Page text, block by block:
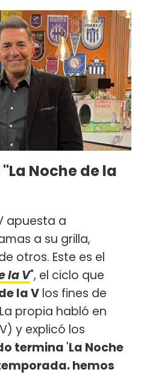
Noche de la
apuesta a
a su grilla,
otros. Este es el
la V", el ciclo que
la V los fines de
propia habló en
y explicó los
termina 'La Noche
hemos